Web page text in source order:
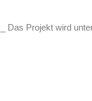
__ Das Projekt wird